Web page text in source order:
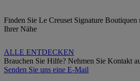
Finden Sie Le Creuset Signature Boutiquen
Ihrer Nähe
ALLE ENTDECKEN
Brauchen Sie Hilfe? Nehmen Sie Kontakt
Senden Sie uns eine E-Mail